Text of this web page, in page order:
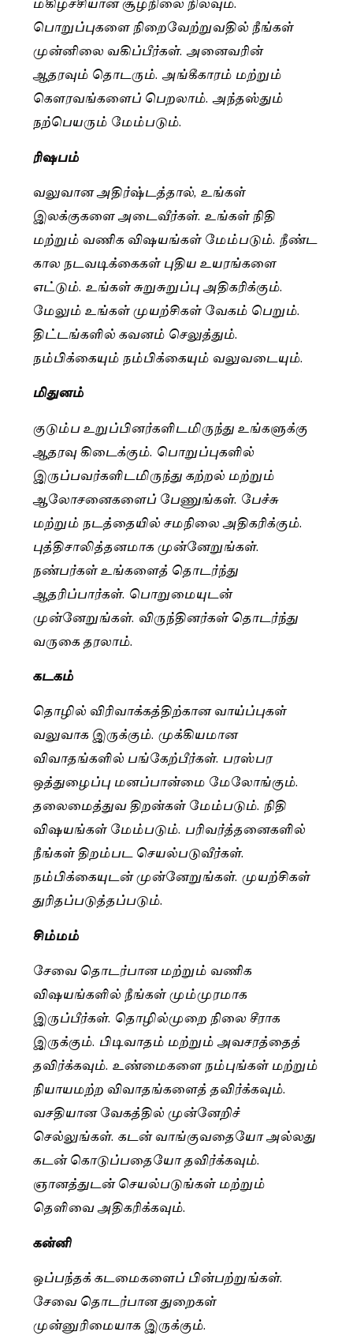
பொறுப்புகளை நிறைவேற்றுவதில் நீங்கள்
முன்னிலை வகிப்பீர்கள். அனைவரின்
ஆதரவும் தொடரும். அங்கீகாரம் மற்றும்
கௌரவங்களைப் பெறலாம். அந்தஸ்தும்
நற்பெயரும் மேம்படும்.
ரிஷபம்
வலுவான அதிர்ஷ்டத்தால், உங்கள்
இலக்குகளை அடைவீர்கள். உங்கள் நிதி
மற்றும் வணிக விஷயங்கள் மேம்படும். நீண்ட
கால நடவடிக்கைகள் புதிய உயரங்களை
எட்டும். உங்கள் சுறுசுறுப்பு அதிகரிக்கும்.
மேலும் உங்கள் முயற்சிகள் வேகம் பெறும்.
திட்டங்களில் கவனம் செலுத்தும்.
நம்பிக்கையும் நம்பிக்கையும் வலுவடையும்.
மிதுனம்
குடும்ப உறுப்பினர்களிடமிருந்து உங்களுக்கு
ஆதரவு கிடைக்கும். பொறுப்புகளில்
இருப்பவர்களிடமிருந்து கற்றல் மற்றும்
ஆலோசனைகளைப் பேணுங்கள். பேச்சு
மற்றும் நடத்தையில் சமநிலை அதிகரிக்கும்.
புத்திசாலித்தனமாக முன்னேறுங்கள்.
நண்பர்கள் உங்களைத் தொடர்ந்து
ஆதரிப்பார்கள். பொறுமையுடன்
முன்னேறுங்கள். விருந்தினர்கள் தொடர்ந்து
வருகை தரலாம்.
கடகம்
தொழில் விரிவாக்கத்திற்கான வாய்ப்புகள்
வலுவாக இருக்கும். முக்கியமான
விவாதங்களில் பங்கேற்பீர்கள். பரஸ்பர
ஒத்துழைப்பு மனப்பான்மை மேலோங்கும்.
தலைமைத்துவ திறன்கள் மேம்படும். நிதி
விஷயங்கள் மேம்படும். பரிவர்த்தனைகளில்
நீங்கள் திறம்பட செயல்படுவீர்கள்.
நம்பிக்கையுடன் முன்னேறுங்கள். முயற்சிகள்
துரிதப்படுத்தப்படும்.
சிம்மம்
சேவை தொடர்பான மற்றும் வணிக
விஷயங்களில் நீங்கள் மும்முரமாக
இருப்பீர்கள். தொழில்முறை நிலை சீராக
இருக்கும். பிடிவாதம் மற்றும் அவசரத்தைத்
தவிர்க்கவும். உண்மைகளை நம்புங்கள் மற்றும்
நியாயமற்ற விவாதங்களைத் தவிர்க்கவும்.
வசதியான வேகத்தில் முன்னேறிச்
செல்லுங்கள். கடன் வாங்குவதையோ அல்லது
கடன் கொடுப்பதையோ தவிர்க்கவும்.
ஞானத்துடன் செயல்படுங்கள் மற்றும்
தெளிவை அதிகரிக்கவும்.
கன்னி
ஒப்பந்தக் கடமைகளைப் பின்பற்றுங்கள்.
சேவை தொடர்பான துறைகள்
முன்னுரிமையாக இருக்கும்.